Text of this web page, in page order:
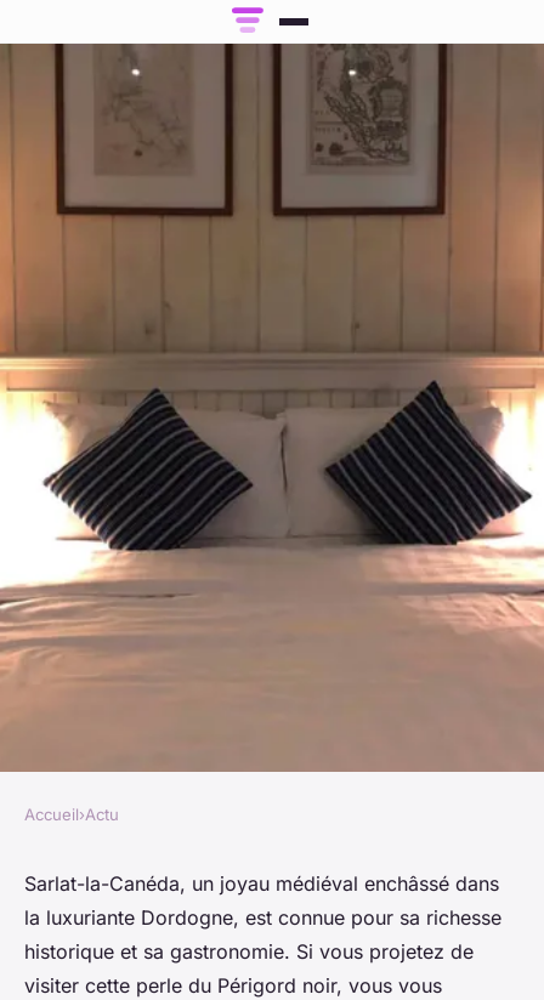
Sarlat : combien coûte une
nuitée dans un hôtel quatre
étoiles ?
Accueil›Actu
Sarlat-la-Canéda, un joyau médiéval enchâssé dans
la luxuriante Dordogne, est connue pour sa richesse
historique et sa gastronomie. Si vous projetez de
visiter cette perle du Périgord noir, vous vous